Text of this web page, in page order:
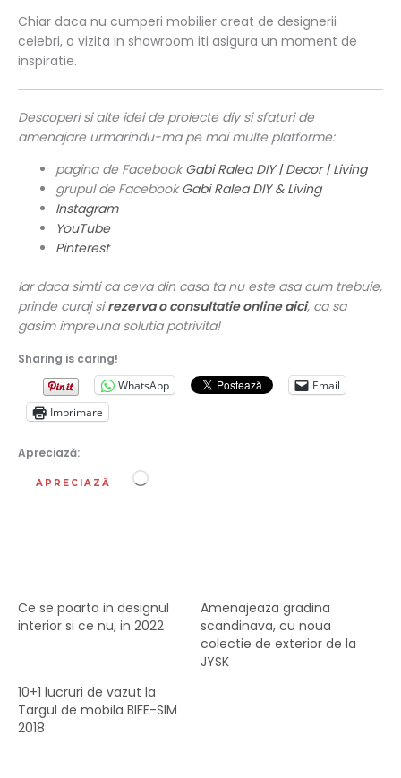
Chiar daca nu cumperi mobilier creat de designerii
celebri, o vizita in showroom iti asigura un moment de
inspiratie.
Descoperi si alte idei de proiecte diy si sfaturi de
amenajare urmarindu-ma pe mai multe platforme:
pagina de FacebookGabi Ralea DIY | Decor | Living
grupul de FacebookGabi Ralea DIY & Living
Instagram
YouTube
Pinterest
Iar daca simti ca ceva din casa ta nu este asa cum trebuie,
prinde curaj sirezerva o consultatie online aici, ca sa
gasim impreuna solutia potrivita!
Sharing is caring!
WhatsApp
Email
Imprimare
Apreciază:
APRECIAZĂ Încarc...
Ce se poarta in designul
interior si ce nu, in 2022
Amenajeaza gradina
scandinava, cu noua
colectie de exterior de la
JYSK
10+1 lucruri de vazut la
Targul de mobila BIFE-SIM
2018